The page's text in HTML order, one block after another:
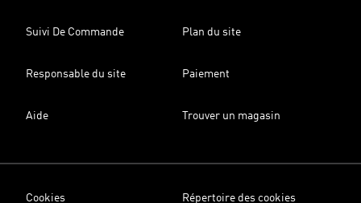
Suivi De Commande Plan du site
Responsable du site Paiement
Aide Trouver un magasin
Cookies Répertoire des cookies